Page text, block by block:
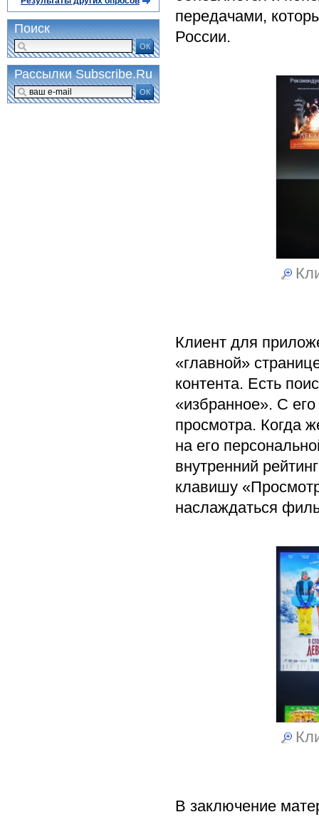
передачами,
России.
Клиент для
«главной»
контента. Есть
«избранное». С
просмотра. Когда
на его
внутренний
клавишу
наслаждаться
В заключение
Поиск
ОК
Рассылки Subscribe.Ru
ОК